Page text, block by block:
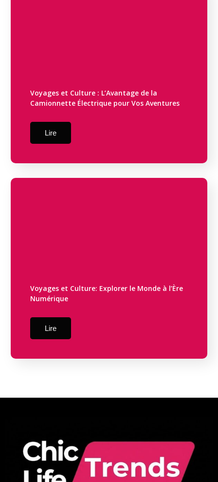
Voyages et Culture : L’Avantage de la
Camionnette Électrique pour Vos Aventures
Lire
Voyages et Culture: Explorer le Monde à l’Ère
Numérique
Lire